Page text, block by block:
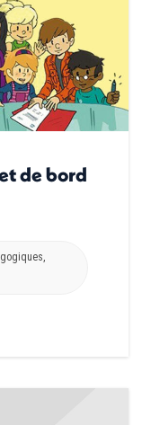
de bord
,